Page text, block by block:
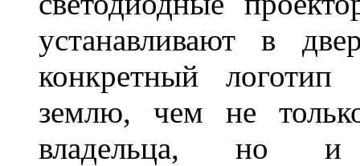
устанавливают в
конкретный логотип
землю, чем не
владельца, но и